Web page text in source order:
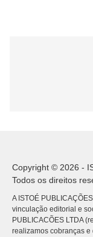
Copyright © 2026 -
Todos os direitos
A ISTOÉ
vinculação editorial e
PUBLICACÕES LTDA
realizamos cobranças